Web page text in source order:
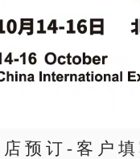
店预订-客户